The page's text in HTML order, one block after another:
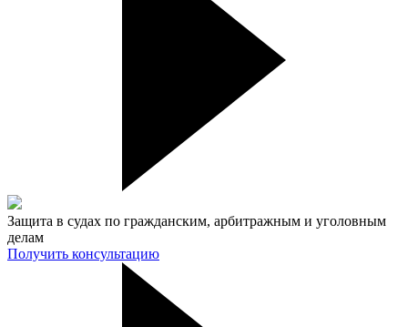
Защита в судах по гражданским, арбитражным и уголовным
делам
Получить консультацию